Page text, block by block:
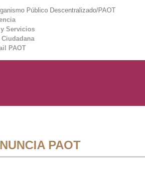
Público Descentralizado/PAOT
Servicios
PAOT
PAOT